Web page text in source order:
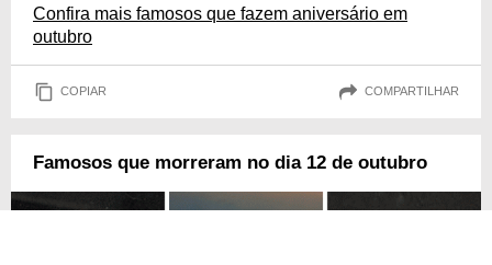
Confira mais famosos que fazem aniversário em
outubro
COPIAR COMPARTILHAR
Famosos que morreram no dia 12 de outubro